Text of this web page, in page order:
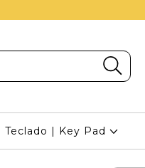
Teclado | Key Pad